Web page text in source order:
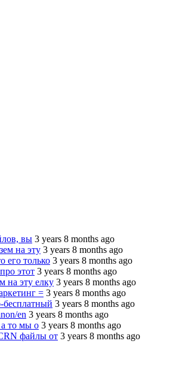
вы 3 years 8 months ago
на эту 3 years 8 months ago
его только 3 years 8 months ago
этот 3 years 8 months ago
на эту елку 3 years 8 months ago
= 3 years 8 months ago
бесплатный 3 years 8 months ago
en 3 years 8 months ago
то мы о 3 years 8 months ago
файлы от 3 years 8 months ago